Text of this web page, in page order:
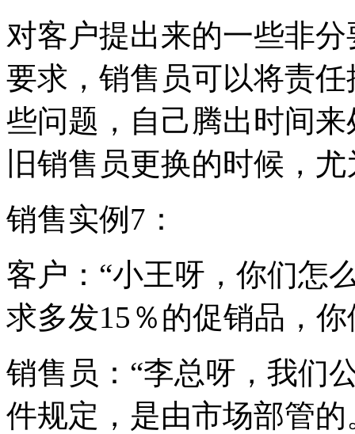
对客户提出来的一些非
要求，销售员可以将责
些问题，自己腾出时间
旧销售员更换的时候，
销售实例7：
客户：“小王呀，你们怎
求多发15％的促销品，
销售员：“李总呀，我们
件规定，是由市场部管